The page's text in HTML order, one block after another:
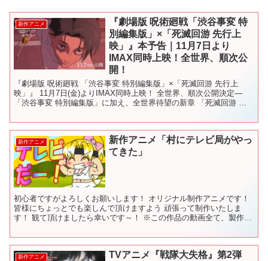
新作アニメ
『劇場版 呪術廻戦「渋谷事変 特
別編集版」×「死滅回游 先行上
映」』本予告｜11月7日より
IMAX同時上映！全世界、順次公
開！
『劇場版 呪術廻戦 「渋谷事変 特別編集版」×「死滅回游 先行上
映」』 11月7日(金)よりIMAX同時上映！ 全世界、順次公開決定―
「渋谷事変 特別編集版」に加え、全世界待望の新章 「死滅回游 前
新作アニメ
新作アニメ「村にテレビ局がやっ
てきた」
初心者ですがよろしくお願いします！ オリジナル制作アニメです！
皆様にちょっとでも楽しんで頂けますよう 頑張って制作いたしま
す！ 観て頂けましたら幸いです～！ ※この作品の動画全て、製作者
新作アニメ
TVアニメ『戦隊大失格』第2弾